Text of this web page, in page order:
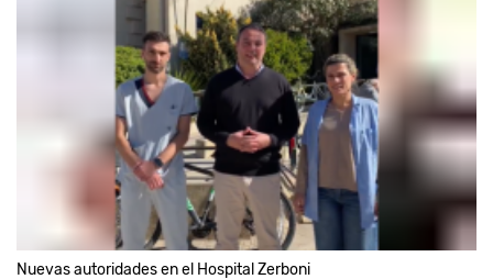
Nuevas autoridades en el Hospital Zerboni